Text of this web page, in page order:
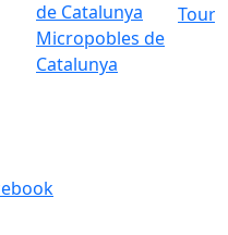
Micropobles de
Catalunya